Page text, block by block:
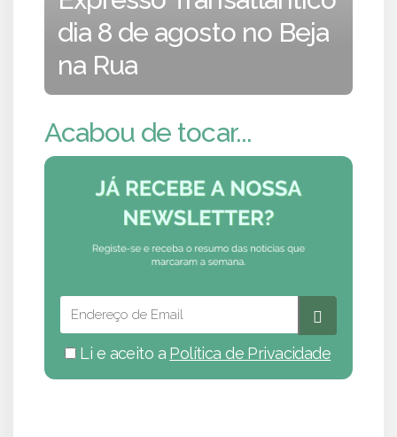
dia 8 de agosto no Beja
na Rua
Acabou de tocar...
Li e aceito a Política de Privacidade